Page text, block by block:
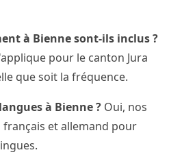
à Bienne sont-ils inclus ?
pour le canton Jura
que soit la fréquence.
à Bienne ? Oui, nos
et allemand pour